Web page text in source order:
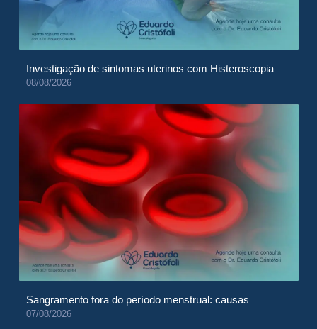
Investigação de sintomas uterinos com Histeroscopia
08/08/2026
Sangramento fora do período menstrual: causas
07/08/2026